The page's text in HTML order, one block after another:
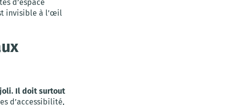
d’espace
invisible à l’œil
Il doit surtout
d’accessibilité,